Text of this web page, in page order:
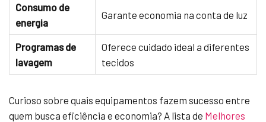
Consumo de
energia
Garante economia na conta de luz
Programas de
lavagem
Oferece cuidado ideal a diferentes
tecidos
Curioso sobre quais equipamentos fazem sucesso entre
quem busca eficiência e economia? A lista de Melhores